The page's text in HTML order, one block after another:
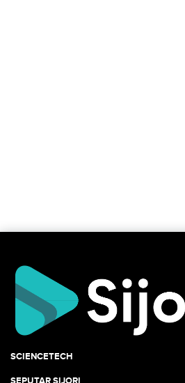
SCIENCETECH
SEPUTAR SIJORI